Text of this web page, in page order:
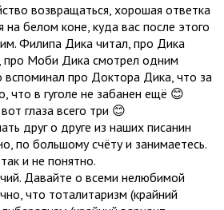
возвращаться, хорошая ответка
на белом коне, куда вас после этого
Филипа Дика читал, про Дика
про Моби Дика смотрел одним
вспоминал про Доктора Дика, что за
что в гуголе не забанен ещё 😊
глаза всего три 😊
друг о друге из наших писанин
по большому счёту и занимаетесь.
и не понятно.
Давайте о всеми нелюбимой
что тоталитаризм (крайний